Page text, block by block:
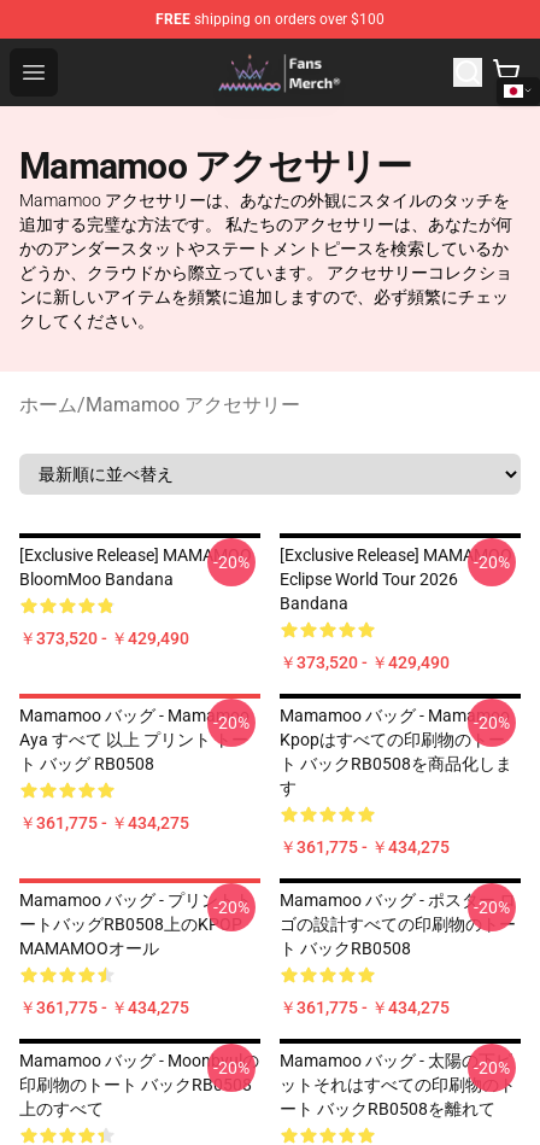
FREE shipping on orders over $100
Open menu
Mamamoo Store - Official Mamamoo Merchandise Shop
Mamamoo アクセサリー
Mamamoo アクセサリーは、あなたの外観にスタイルのタッチを
追加する完璧な方法です。 私たちのアクセサリーは、あなたが何
かのアンダースタットやステートメントピースを検索しているか
どうか、クラウドから際立っています。 アクセサリーコレクショ
ンに新しいアイテムを頻繁に追加しますので、必ず頻繁にチェッ
クしてください。
ホーム/Mamamoo アクセサリー
[Exclusive Release] MAMAMOO
BloomMoo Bandana
￥373,520 - ￥429,490
-20%
[Exclusive Release] MAMAMOO
Eclipse World Tour 2026
Bandana
￥373,520 - ￥429,490
-20%
Mamamoo バッグ - Mamamoo
Aya すべて 以上 プリント トー
ト バッグ RB0508
￥361,775 - ￥434,275
-20%
Mamamoo バッグ - Mamamoo
Kpopはすべての印刷物のトー
ト バックRB0508を商品化しま
す
￥361,775 - ￥434,275
-20%
Mamamoo バッグ - プリントト
ートバッグRB0508上のKPOP
MAMAMOOオール
￥361,775 - ￥434,275
-20%
Mamamoo バッグ - ポスター ロ
ゴの設計すべての印刷物のトー
ト バックRB0508
￥361,775 - ￥434,275
-20%
Mamamoo バッグ - Moonbyulの
印刷物のトート バックRB0508
上のすべて
-20%
Mamamoo バッグ - 太陽の下ピ
ットそれはすべての印刷物のト
ート バックRB0508を離れて
-20%